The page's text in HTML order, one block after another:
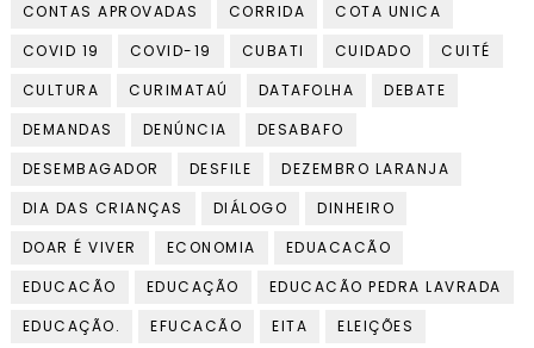
CONTAS APROVADAS
CORRIDA
COTA UNICA
COVID 19
COVID-19 CUBATI CUIDADO
CUITÉ
CULTURA
CURIMATAÚ DATAFOLHA
DEBATE
DEMANDAS
DENÚNCIA
DESABAFO
DESEMBAGADOR
DESFILE
DEZEMBRO LARANJA
DIA DAS CRIANÇAS
DIÁLOGO
DINHEIRO
DOAR É VIVER
ECONOMIA
EDUACACÃO
EDUCACÃO
EDUCAÇÃO
EDUCACÃO PEDRA LAVRADA
EDUCAÇÃO.
EFUCACÃO EITA
ELEIÇÕES